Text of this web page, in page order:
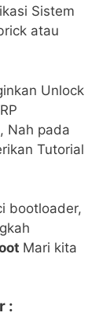
Sistem
atau
Unlock
Nah pada
Tutorial
bootloader,
Mari kita
: